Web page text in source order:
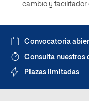
cambio y facilitador
Convocatoria
Consulta nuestros
Plazas limitadas